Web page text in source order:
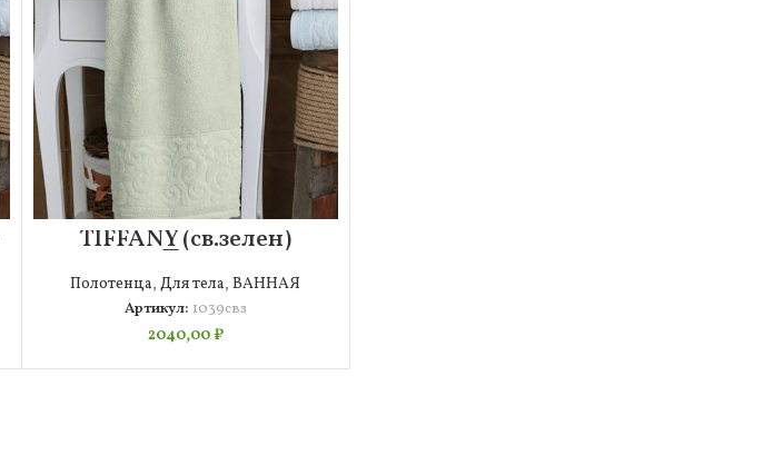
TIFFANY (св.зелен)
70х130 Полотенце
Полотенца,Для тела,ВАННАЯ
Артикул: 1039свз
2040,00₽